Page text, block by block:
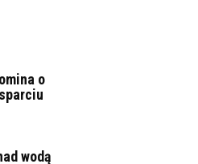
o
wodą